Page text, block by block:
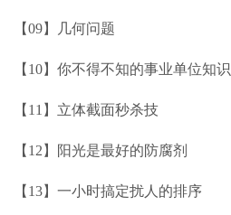
【09】几何问题
【10】你不得不知的事业单位知识
【11】立体截面秒杀技
【12】阳光是最好的防腐剂
【13】一小时搞定扰人的排序